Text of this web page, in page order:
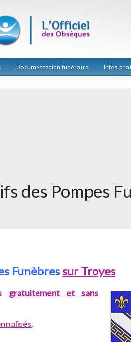
Documentation funéraire Infos
des Pompes
Funèbressur Troyes
gratuitement et sans
.